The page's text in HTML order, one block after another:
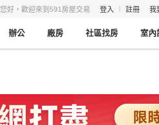
您好，歡迎來到591房屋交易 登入 註冊 我
辦公 廠房 社區找房 室內